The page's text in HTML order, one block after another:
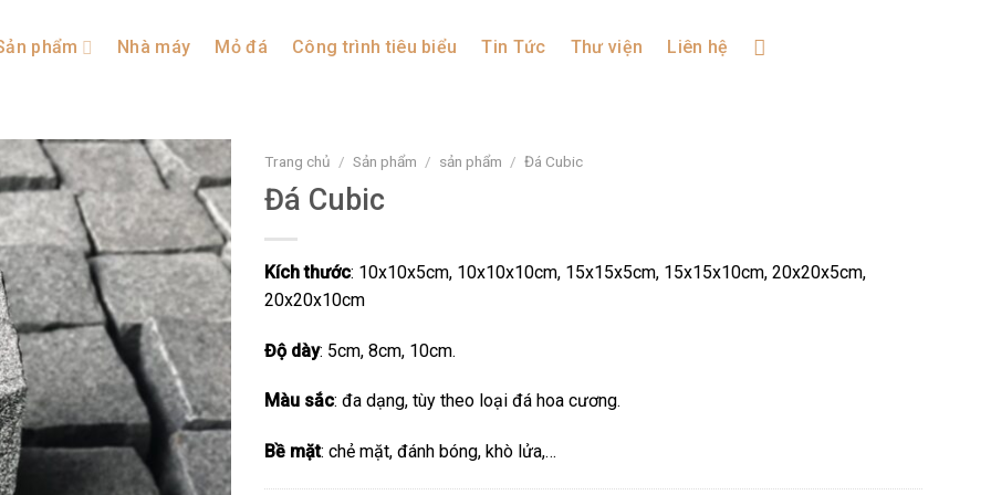
phẩm Nhà máy Mỏ đá Công trình tiêu biểu Tin Tức Thư viện Liên hệ
Trang chủ / Sản phẩm / sản phẩm / Đá Cubic
Đá Cubic
Kích thước: 10x10x5cm, 10x10x10cm, 15x15x5cm, 15x15x10cm, 20x20x5cm,
20x20x10cm
Độ dày: 5cm, 8cm, 10cm.
Màu sắc: đa dạng, tùy theo loại đá hoa cương.
Bề mặt: chẻ mặt, đánh bóng, khò lửa,…